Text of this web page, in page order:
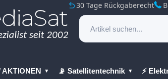
30 Tage Rückgaberecht
AKTIONEN 📡 Satellitentechnik ⚡